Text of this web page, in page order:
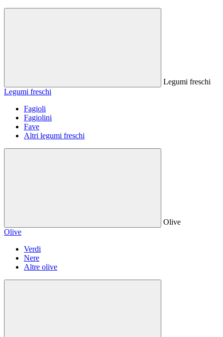
Legumi freschi
Legumi freschi
Fagioli
Fagiolini
Fave
Altri legumi freschi
Olive
Olive
Verdi
Nere
Altre olive